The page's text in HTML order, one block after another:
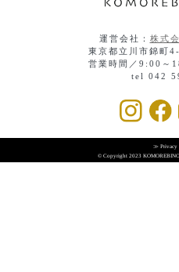
運営会社： 株式
東京都立川市錦町
営業時間／9:00～
tel 042
≫ Privacy
© Copyright 2023